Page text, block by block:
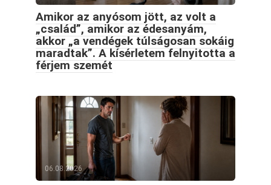
Amikor az anyósom jött, az volt a
„család”, amikor az édesanyám,
akkor „a vendégek túlságosan sokáig
maradtak”. A kísérletem felnyitotta a
férjem szemét
06.08.2026